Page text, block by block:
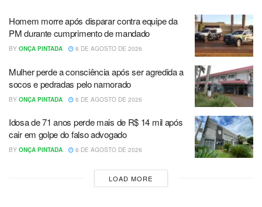
Homem morre após disparar contra equipe da
PM durante cumprimento de mandado
BY ONÇA PINTADA 6 DE AGOSTO DE 2026
Mulher perde a consciência após ser agredida a
socos e pedradas pelo namorado
BY ONÇA PINTADA 6 DE AGOSTO DE 2026
Idosa de 71 anos perde mais de R$ 14 mil após
cair em golpe do falso advogado
BY ONÇA PINTADA 6 DE AGOSTO DE 2026
LOAD MORE